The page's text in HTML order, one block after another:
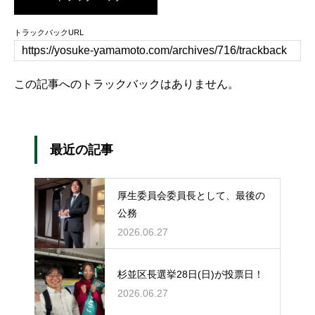
トラックバックURL
この記事へのトラックバックはありません。
最近の記事
厚生委員会委員長として、最後の
公務
2026.06.27
杉並区長選挙28日(日)が投票日！
2026.06.27